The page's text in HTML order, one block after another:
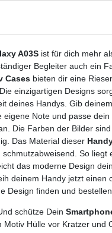
A03S ist für dich mehr
Begleiter auch ein
Cases bieten dir eine
einzigartigen Designs
deines Handys. Gib deinem
eigene Note und passe
Die Farben der Bilder sind
Das Material dieser
So liegt
das moderne Design
deinem Handy jetzt einen
Design finden und
schütze Dein
Motiv Hülle vor Kratzer und